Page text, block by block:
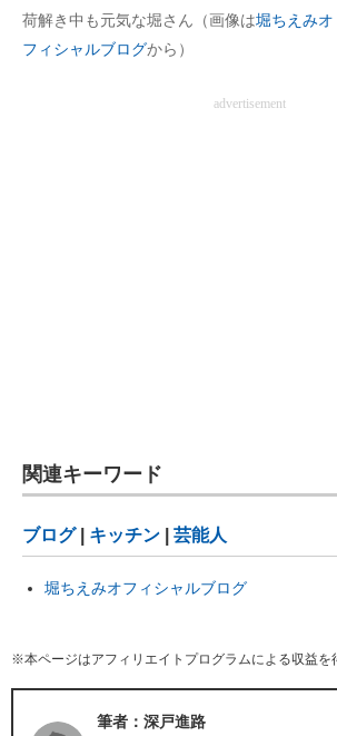
荷解き中も元気な堀さん（画像は堀ちえみオ
フィシャルブログから）
advertisement
関連キーワード
ブログ| キッチン 芸能人
堀ちえみオフィシャルブログ
※本ページはアフィリエイトプログラムによる収益を
筆者：深戸進路